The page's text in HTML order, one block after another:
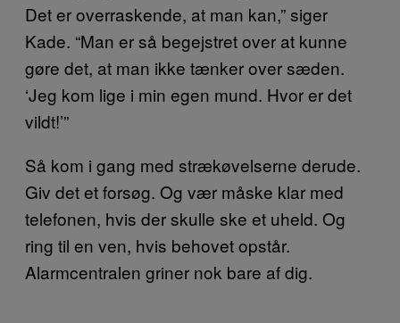
Det er overraskende, at man kan,” siger
Kade. “Man er så begejstret over at kunne
gøre det, at man ikke tænker over sæden.
‘Jeg kom lige i min egen mund. Hvor er det
vildt!’”
Så kom i gang med strækøvelserne derude.
Giv det et forsøg. Og vær måske klar med
telefonen, hvis der skulle ske et uheld. Og
ring til en ven, hvis behovet opstår.
Alarmcentralen griner nok bare af dig.